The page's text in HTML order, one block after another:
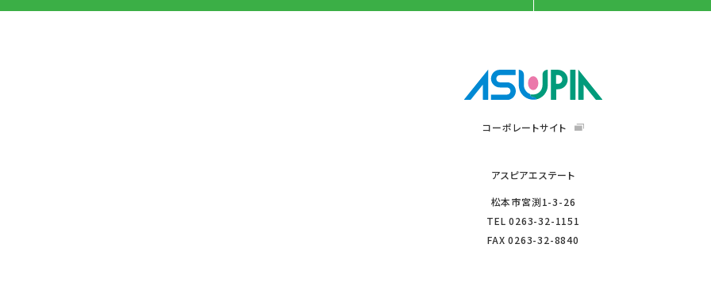
コーポレートサイト
アスピアエステート
松本市宮渕1-3-26
TEL0263-32-1151
FAX0263-32-8840